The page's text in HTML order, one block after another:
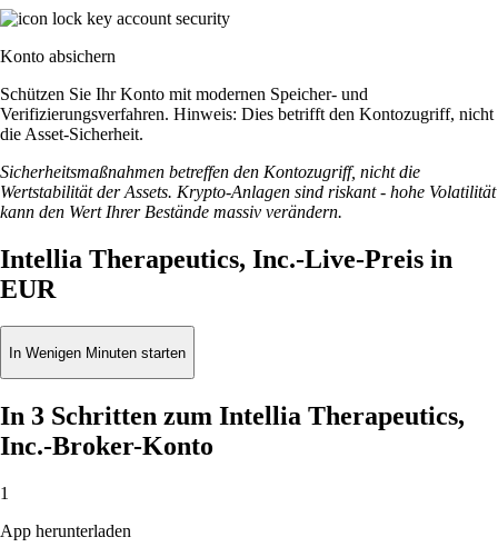
Konto absichern
Schützen Sie Ihr Konto mit modernen Speicher- und
Verifizierungsverfahren. Hinweis: Dies betrifft den Kontozugriff, nicht
die Asset-Sicherheit.
Sicherheitsmaßnahmen betreffen den Kontozugriff, nicht die
Wertstabilität der Assets. Krypto-Anlagen sind riskant - hohe Volatilität
kann den Wert Ihrer Bestände massiv verändern.
Intellia Therapeutics, Inc.-Live-Preis in
EUR
In Wenigen Minuten starten
In 3 Schritten zum Intellia Therapeutics,
Inc.-Broker-Konto
1
App herunterladen